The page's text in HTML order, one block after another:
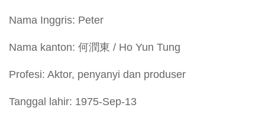
Nama Inggris: Peter
Nama kanton: 何潤東 / Ho Yun Tung
Profesi: Aktor, penyanyi dan produser
Tanggal lahir: 1975-Sep-13